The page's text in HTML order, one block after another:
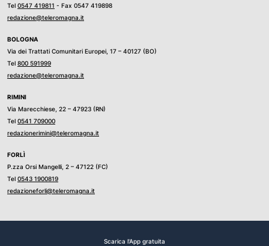
Tel 0547 419811 - Fax 0547 419898
redazione@teleromagna.it
BOLOGNA
Via dei Trattati Comunitari Europei, 17 – 40127 (BO)
Tel 800 591999
redazione@teleromagna.it
RIMINI
Via Marecchiese, 22 – 47923 (RN)
Tel 0541 709000
redazionerimini@teleromagna.it
FORLÌ
P.zza Orsi Mangelli, 2 – 47122 (FC)
Tel 0543 1900819
redazioneforli@teleromagna.it
Scarica l'App gratuita